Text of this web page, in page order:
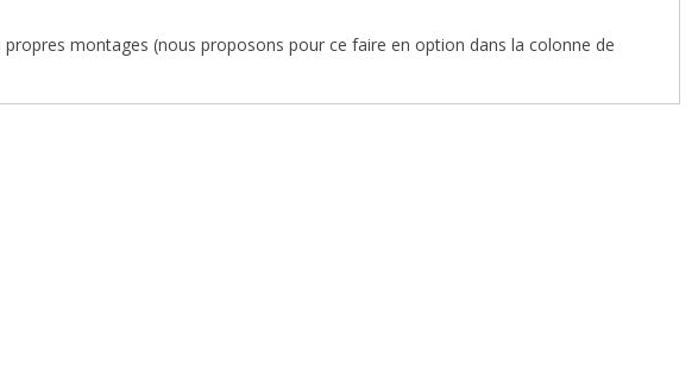
montages (nous proposons pour ce faire en option dans la colonne de